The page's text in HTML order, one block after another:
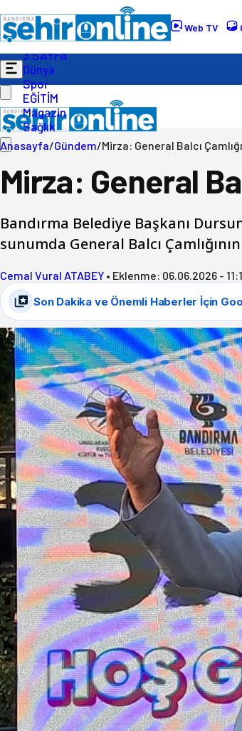
Web TV
Gündem
Ekonomi
Politika
3.SAYFA
Dünya
Spor
EĞİTİM
Magazin
Sağlık
Anasayfa/Gündem/Mirza: General Balcı
Mirza: General
Bandırma Belediye Başkanı
sunumda General Balcı
Cemal Vural ATABEY • Eklenme: 06.06.2026 -
Son Dakika ve Önemli Haberler İçin